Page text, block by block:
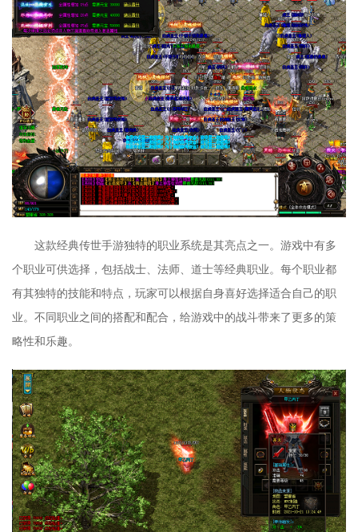
这款经典传世手游独特的职业系统是其亮点之一。游戏中有多
个职业可供选择，包括战士、法师、道士等经典职业。每个职业都
有其独特的技能和特点，玩家可以根据自身喜好选择适合自己的职
业。不同职业之间的搭配和配合，给游戏中的战斗带来了更多的策
略性和乐趣。